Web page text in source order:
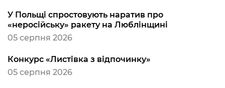
У Польщі спростовують наратив про
«неросійську» ракету на Люблінщині
05 серпня 2026
Конкурс «Листівка з відпочинку»
05 серпня 2026